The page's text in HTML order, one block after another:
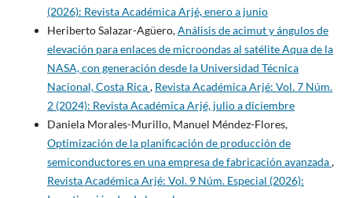
(2026): Revista Académica Arjé, enero a junio
Heriberto Salazar-Agüero,Análisis de acimut y ángulos de
elevación para enlaces de microondas al satélite Aqua de la
NASA, con generación desde la Universidad Técnica
Nacional, Costa Rica, Revista Académica Arjé: Vol. 7 Núm.
2 (2024): Revista Académica Arjé, julio a diciembre
Daniela Morales-Murillo, Manuel Méndez-Flores,
Optimización de la planificación de producción de
semiconductores en una empresa de fabricación avanzada,
Revista Académica Arjé: Vol. 9 Núm. Especial (2026):